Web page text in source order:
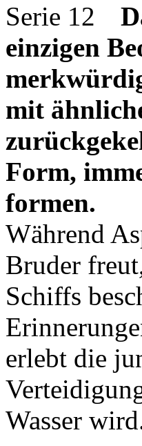
einzigen
mit
Form,
formen.
Während
Bruder
Schiffs
erlebt die
Wasser